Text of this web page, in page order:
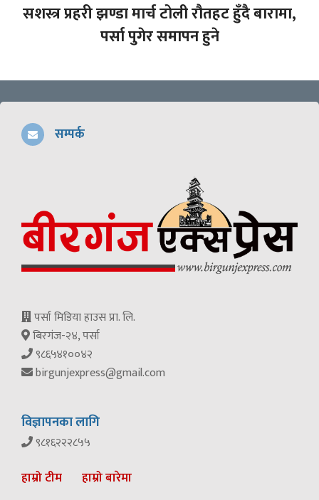
सशस्त्र प्रहरी झण्डा मार्च टोली रौतहट हुँदै बारामा,
पर्सा पुगेर समापन हुने
सम्पर्क
पर्सा मिडिया हाउस प्रा. लि.
बिरगंज-२४, पर्सा
९८६५४१००४२
birgunjexpress@gmail.com
विज्ञापनका लागि
९८१६२२२८५५
हाम्रो टीम हाम्रो बारेमा